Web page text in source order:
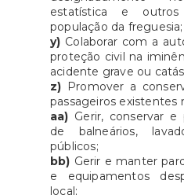
estatística e
população da freguesia;
y) Colaborar com a
proteção civil na
acidente grave ou
z) Promover a
passageiros existentes
aa) Gerir, conservar
de balneários,
públicos;
bb) Gerir e manter
e equipamentos
local;